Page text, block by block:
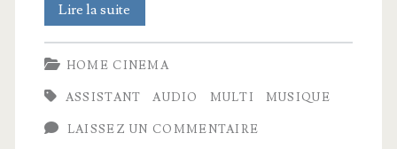
Lire la suite
passe
(enfin)
en
HAUTE
HOME CINEMA
ASSISTANT AUDIO MULTI MUSIQUE
LAISSEZ UN COMMENTAIRE